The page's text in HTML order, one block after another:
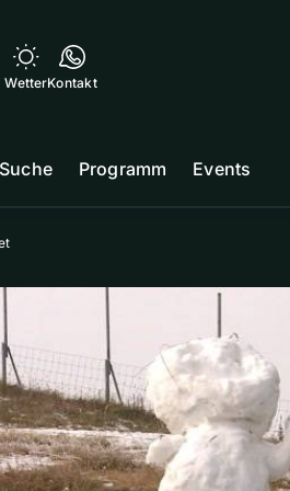
WetterKontakt
Suche Programm Events